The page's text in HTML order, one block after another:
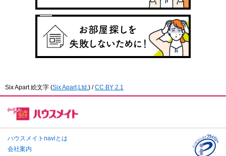
Six Apart 絵文字 (Six Apart,Ltd. ) /CC BY 2.1
ハウスメイトnaviとは
会社案内